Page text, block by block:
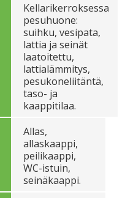
Kellarikerroksessa
pesuhuone:
suihku, vesipata,
lattia ja seinät
laatoitettu,
lattialämmitys,
pesukoneliitäntä,
taso- ja
kaappitilaa.
Allas,
allaskaappi,
peilikaappi,
WC-istuin,
seinäkaappi.